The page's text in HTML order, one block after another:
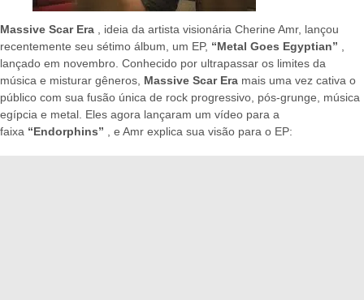
Massive Scar Era , ideia da artista visionária Cherine Amr, lançou
recentemente seu sétimo álbum, um EP, “Metal Goes Egyptian”
lançado em novembro. Conhecido por ultrapassar os limites da
música e misturar gêneros,
Massive Scar Era mais uma vez cativa o
público com sua fusão única de rock progressivo, pós-grunge, música
egípcia e metal. Eles agora lançaram um vídeo para a
faixa “Endorphins” , e Amr explica sua visão para o EP: